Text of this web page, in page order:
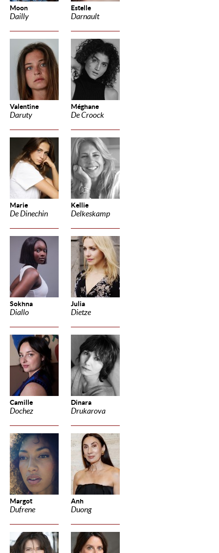
Moon
Dailly
Estelle
Darnault
Valentine
Daruty
Méghane
De Croock
Marie
De Dinechin
Kellie
Delkeskamp
Sokhna
Diallo
Julia
Dietze
Camille
Dochez
Dinara
Drukarova
Margot
Dufrene
Anh
Duong